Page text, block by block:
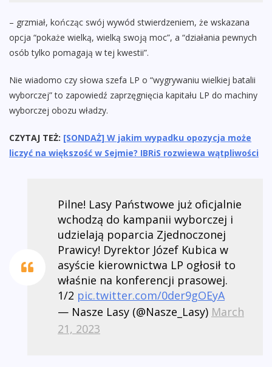
– grzmiał, kończąc swój wywód stwierdzeniem, że wskazana
opcja “pokaże wielką, wielką swoją moc”, a “działania pewnych
osób tylko pomagają w tej kwestii”.
Nie wiadomo czy słowa szefa LP o “wygrywaniu wielkiej batalii
wyborczej” to zapowiedź zaprzęgnięcia kapitału LP do machiny
wyborczej obozu władzy.
CZYTAJ TEŻ: [SONDAŻ] W jakim wypadku opozycja może
liczyć na większość w Sejmie? IBRiS rozwiewa wątpliwości
Pilne! Lasy Państwowe już oficjalnie
wchodzą do kampanii wyborczej i
udzielają poparcia Zjednoczonej
Prawicy! Dyrektor Józef Kubica w
asyście kierownictwa LP ogłosił to
właśnie na konferencji prasowej.
1/2 pic.twitter.com/0der9gOEyA
— Nasze Lasy (@Nasze_Lasy) March
21, 2023